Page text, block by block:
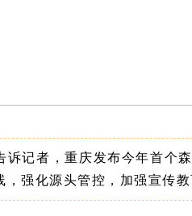
诉记者，重庆发布今年首个
强化源头管控，加强宣传教